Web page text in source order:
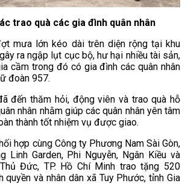
trao quà các gia đình quân nhân
mưa lớn kéo dài trên diện rộng tại khu
ra ngập lụt cục bộ, hư hại nhiều tài sản,
cầm trong đó có gia đình các quân nhân
đoàn 957.
đến thăm hỏi, động viên và trao quà hỗ
nhân nhằm giúp các quân nhân yên tâm
thành tốt nhiệm vụ được giao.
hợp cùng Công ty Phương Nam Sài Gòn,
Linh Garden, Phi Nguyễn, Ngân Kiều và
Đức, TP. Hồ Chí Minh trao tặng 520
quyền và nhân dân xã Tuy Phước, tỉnh Gia